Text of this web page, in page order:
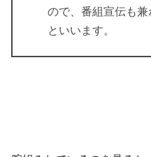
ので、番組宣伝も
といいます。